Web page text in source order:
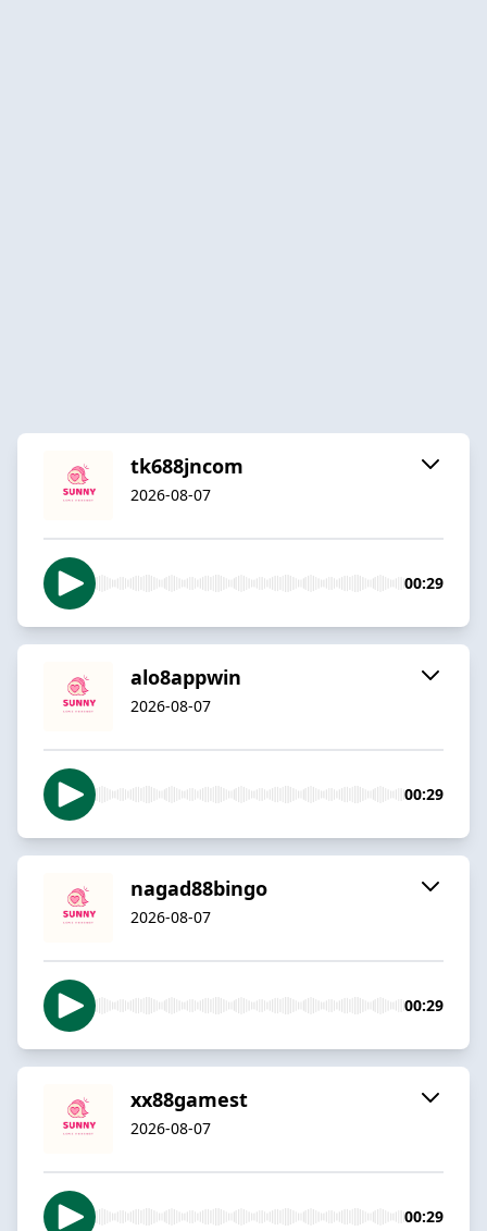
tk688jncom
2026-08-07
00:29
alo8appwin
2026-08-07
00:29
nagad88bingo
2026-08-07
00:29
xx88gamest
2026-08-07
00:29